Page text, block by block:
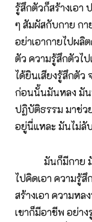
รู้สึกตัวก็สร้างเอา
ๆ สัมผัสกับกาย ก
อย่าเอากายไปผลิ
ตัว ความรู้สึกตัวไ
ได้ยินเสียงรู้สึกตั
ก่อนนั้นมันหลง มัน
ปฏิบัติธรรม มาช่ว
อยู่นี่แหละ มันไม่ลั
มันก็มีกาย มันก็
ไปคิดเอา ความรู้
สร้างเอา ความหล
เขาก็มีอาชีพ อย่า